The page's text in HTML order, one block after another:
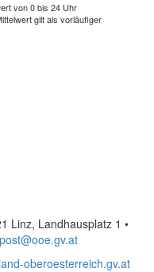
von 0 bis 24 Uhr
gilt als vorläufiger
Linz, Landhausplatz 1 •
post@ooe.gv.at
oberoesterreich.gv.at